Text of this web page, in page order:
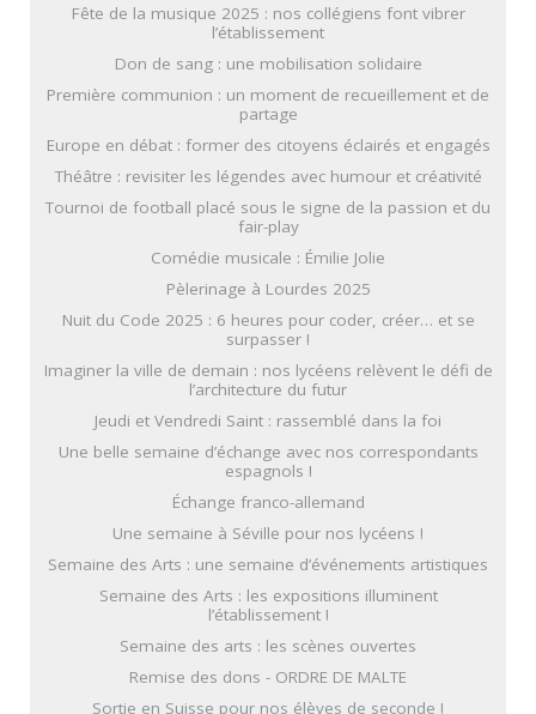
Fête de la musique 2025 : nos collégiens font vibrer
l’établissement
Don de sang : une mobilisation solidaire
Première communion : un moment de recueillement et de
partage
Europe en débat : former des citoyens éclairés et engagés
Théâtre : revisiter les légendes avec humour et créativité
Tournoi de football placé sous le signe de la passion et du
fair-play
Comédie musicale : Émilie Jolie
Pèlerinage à Lourdes 2025
Nuit du Code 2025 : 6 heures pour coder, créer… et se
surpasser !
Imaginer la ville de demain : nos lycéens relèvent le défi de
l’architecture du futur
Jeudi et Vendredi Saint : rassemblé dans la foi
Une belle semaine d’échange avec nos correspondants
espagnols !
Échange franco-allemand
Une semaine à Séville pour nos lycéens !
Semaine des Arts : une semaine d’événements artistiques
Semaine des Arts : les expositions illuminent
l’établissement !
Semaine des arts : les scènes ouvertes
Remise des dons - ORDRE DE MALTE
Sortie en Suisse pour nos élèves de seconde !